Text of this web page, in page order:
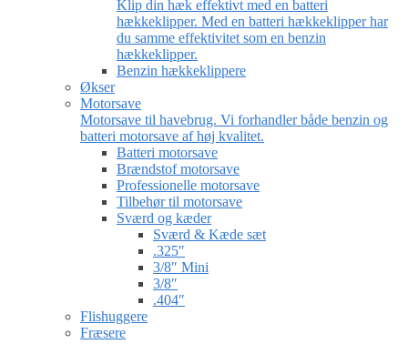
Klip din hæk effektivt med en batteri
hækkeklipper. Med en batteri hækkeklipper har
du samme effektivitet som en benzin
hækkeklipper.
Benzin hækkeklippere
Økser
Motorsave
Motorsave til havebrug. Vi forhandler både benzin og
batteri motorsave af høj kvalitet.
Batteri motorsave
Brændstof motorsave
Professionelle motorsave
Tilbehør til motorsave
Sværd og kæder
Sværd & Kæde sæt
.325″
3/8″ Mini
3/8″
.404″
Flishuggere
Fræsere